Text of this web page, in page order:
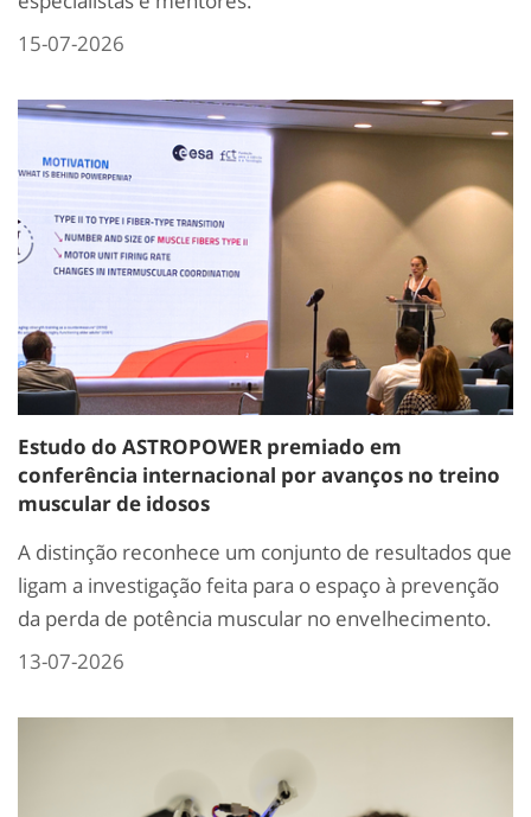
15-07-2026
Estudo do ASTROPOWER premiado em
conferência internacional por avanços no treino
muscular de idosos
A distinção reconhece um conjunto de resultados que
ligam a investigação feita para o espaço à prevenção
da perda de potência muscular no envelhecimento.
13-07-2026